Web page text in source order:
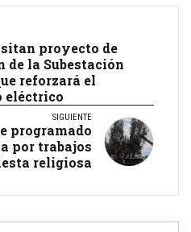
proyecto de
de la Subestación
reforzará el
eléctrico
SIGUIENTE
programado
por trabajos
religiosa